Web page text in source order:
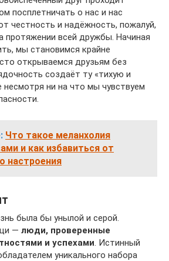
посплетничать о нас и нас
честность и надёжность, пожалуй,
протяжении всей дружбы. Начиная
мы становимся крайне
открываемся друзьям без
создаёт ту «тихую и
несмотря ни на что мы чувствуем
Что такое меланхолия
и как избавиться от
настроения
была бы унылой и серой.
— люди, проверенные
и успехами. Истинный
уникального набора